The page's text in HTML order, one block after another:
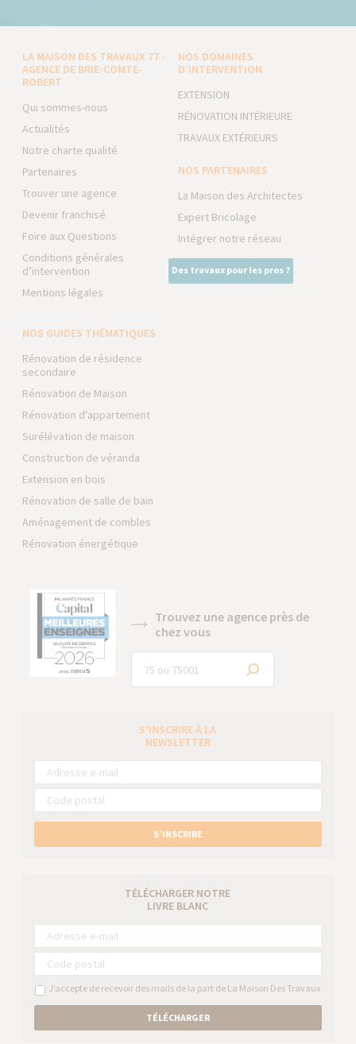
LA MAISON DES TRAVAUX 77 -
AGENCE DE BRIE-COMTE-
ROBERT
Qui sommes-nous
Actualités
Notre charte qualité
Partenaires
Trouver une agence
Devenir franchisé
Foire aux Questions
Conditions générales
d’intervention
Mentions légales
NOS DOMAINES
D’INTERVENTION
EXTENSION
RÉNOVATION INTÉRIEURE
TRAVAUX EXTÉRIEURS
NOS PARTENAIRES
La Maison des Architectes
Expert Bricolage
Intégrer notre réseau
Des travaux pour les pros ?
NOS GUIDES THÉMATIQUES
Rénovation de résidence
secondaire
Rénovation de Maison
Rénovation d'appartement
Surélévation de maison
Construction de véranda
Extension en bois
Rénovation de salle de bain
Aménagement de combles
Rénovation énergétique
Trouvez une agence près de
chez vous
S’INSCRIRE À LA
NEWSLETTER
S’INSCRIRE
TÉLÉCHARGER NOTRE
LIVRE BLANC
J’accepte de recevoir des mails de la part de La Maison Des Travaux
TÉLÉCHARGER